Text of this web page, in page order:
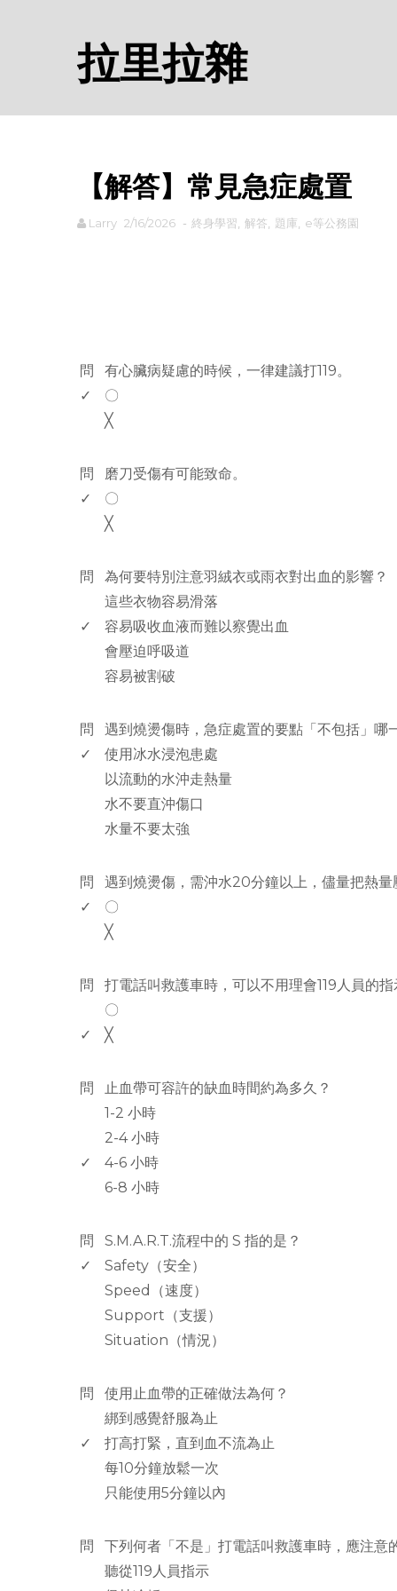
拉里拉雜
【解答】常見急症處置
Larry 2/16/2026 - 終身學習 解答 題庫 e等公務園
問
有心臟病疑慮的時候，一律建議打119。
✓
〇
╳
問
磨刀受傷有可能致命。
✓
〇
╳
問
為何要特別注意羽絨衣或雨衣對出血的影響？
這些衣物容易滑落
✓
容易吸收血液而難以察覺出血
會壓迫呼吸道
容易被割破
問
遇到燒燙傷時，急症處置的要點「不包括」哪
✓
使用冰水浸泡患處
以流動的水沖走熱量
水不要直沖傷口
水量不要太強
問
遇到燒燙傷，需沖水20分鐘以上，儘量把熱量
✓
〇
╳
問
打電話叫救護車時，可以不用理會119人員的
〇
✓
╳
問
止血帶可容許的缺血時間約為多久？
1-2 小時
2-4 小時
✓
4-6 小時
6-8 小時
問
S.M.A.R.T.流程中的 S 指的是？
✓
Safety（安全）
Speed（速度）
Support（支援）
Situation（情況）
問
使用止血帶的正確做法為何？
綁到感覺舒服為止
✓
打高打緊，直到血不流為止
每10分鐘放鬆一次
只能使用5分鐘以內
問
下列何者「不是」打電話叫救護車時，應注意
聽從119人員指示